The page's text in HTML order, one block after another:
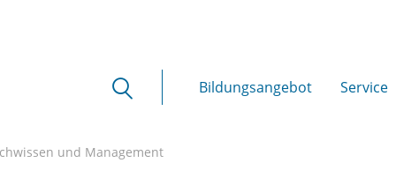
Bildungsangebot
Service
und Management